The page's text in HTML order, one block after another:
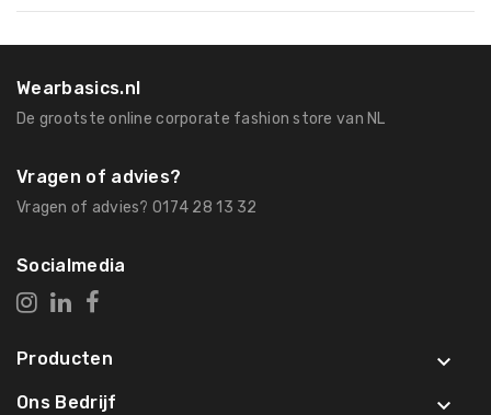
Wearbasics.nl
De grootste online corporate fashion store van NL
Vragen of advies?
Vragen of advies? 0174 28 13 32
Socialmedia
Producten 
Ons Bedrijf 